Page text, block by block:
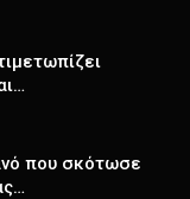
που σκότωσε